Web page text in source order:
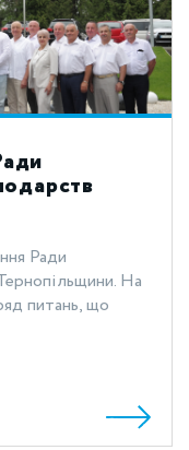
Ради
На
питань, що